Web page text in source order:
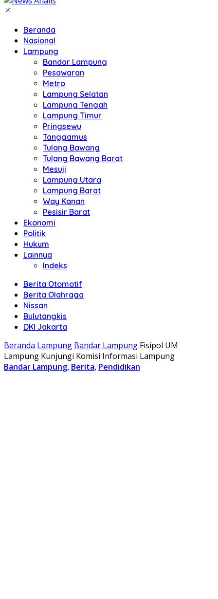
Beranda
Nasional
Lampung
Bandar Lampung
Pesawaran
Metro
Lampung Selatan
Lampung Tengah
Lampung Timur
Pringsewu
Tanggamus
Tulang Bawang
Tulang Bawang Barat
Mesuji
Lampung Utara
Lampung Barat
Way Kanan
Pesisir Barat
Ekonomi
Politik
Hukum
Lainnya
Indeks
Berita Otomotif
Berita Olahraga
Nissan
Bulutangkis
DKI Jakarta
Beranda Lampung Bandar Lampung Fisipol UM
Lampung Kunjungi Komisi Informasi Lampung
Bandar Lampung, Berita, Pendidikan